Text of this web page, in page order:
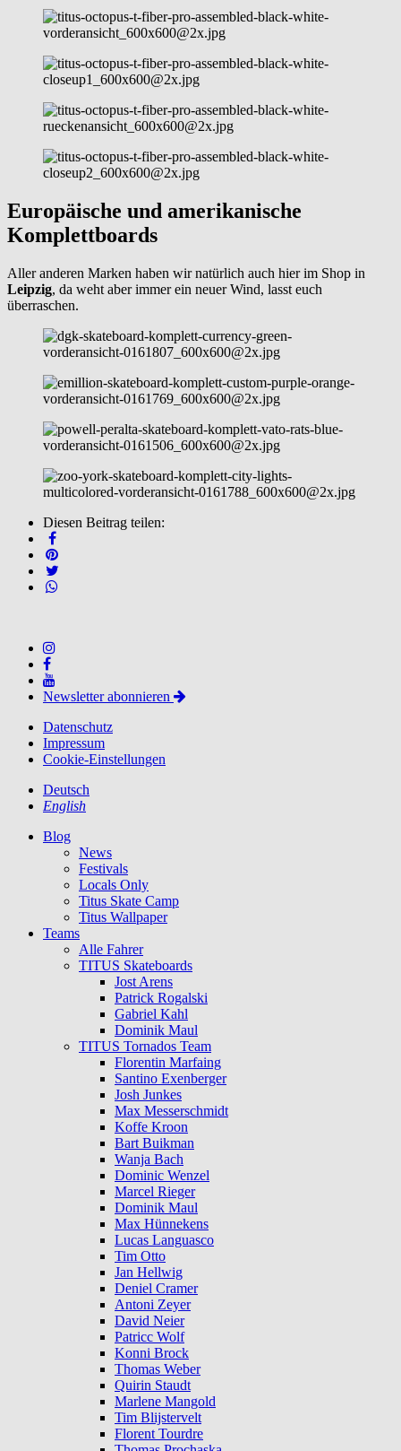
Europäische und amerikanische
Komplettboards
Aller anderen Marken haben wir natürlich auch hier im Shop in
Leipzig, da weht aber immer ein neuer Wind, lasst euch
überraschen.
Diesen Beitrag teilen:
Newsletter abonnieren
Datenschutz
Impressum
Cookie-Einstellungen
Deutsch
English
Blog
News
Festivals
Locals Only
Titus Skate Camp
Titus Wallpaper
Teams
Alle Fahrer
TITUS Skateboards
Jost Arens
Patrick Rogalski
Gabriel Kahl
Dominik Maul
TITUS Tornados Team
Florentin Marfaing
Santino Exenberger
Josh Junkes
Max Messerschmidt
Koffe Kroon
Bart Buikman
Wanja Bach
Dominic Wenzel
Marcel Rieger
Dominik Maul
Max Hünnekens
Lucas Languasco
Tim Otto
Jan Hellwig
Deniel Cramer
Antoni Zeyer
David Neier
Patricc Wolf
Konni Brock
Thomas Weber
Quirin Staudt
Marlene Mangold
Tim Blijstervelt
Florent Tourdre